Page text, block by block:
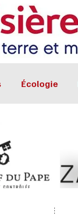
Écologie